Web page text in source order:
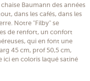
Baumann des années
dans les cafés, dans les
Notre "Filby" se
de renfort, un confort
qui en font une
45 cm, prof 50,5 cm,
ici en coloris laqué satiné